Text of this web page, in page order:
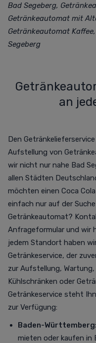
Bad Segeberg,
Getränkeautomat mit
Getränkeautomat
Segeberg
an
Den
Aufstellung von
wir nicht nur nahe Bad
allen Städten
möchten einen Coca
einfach nur auf der
Getränkeautomat?
Anfrageformular und wir
jedem Standort haben
Getränkeservice, der
zur Aufstellung,
Kühlschränken oder
Getränkeservice steht
zur Verfügung:
Baden-Württemberg:
mieten oder kaufen in